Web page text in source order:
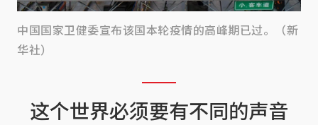
中国国家卫健委宣布该国本轮疫情的高峰期已过。（新
华社）
这个世界必须要有不同的声音